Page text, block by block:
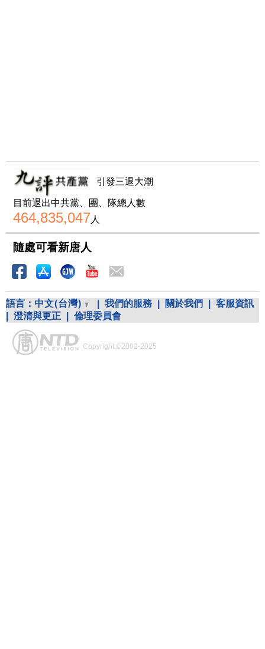
引發三退大潮
目前退出中共黨、團、隊總人數
464,835,047人
隨處可看新唐人
語言： 中文(台灣) 我們的服務 關於我們
客服資訊
澄清與更正 倫理委員會
Copyright ©2002-2025